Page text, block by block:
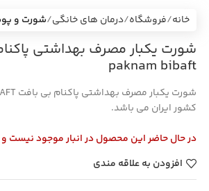
خانه فروشگاه درمان های خانگی شورت و
شورت یکبار مصرف بهداشتی
paknam bibaft
کشور ایران می باشد.
در حال حاضر این محصول در انبار موجود نیست
افزودن به علاقه مندی